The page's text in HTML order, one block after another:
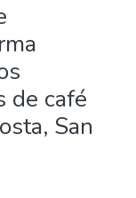
de café
San